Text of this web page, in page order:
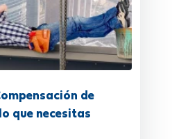
de
que necesitas